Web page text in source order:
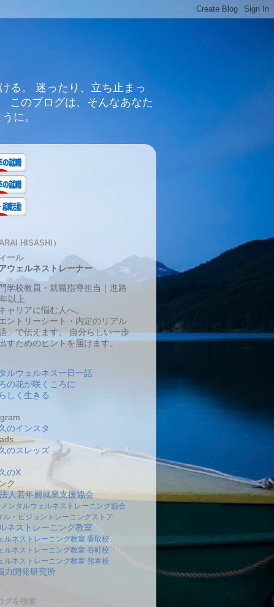
る。 迷ったり、立ち止まっ
このブログは、そんなあなた
に。
HISASHI）
ール
ウェルネストレーナー
学校教員・就職指導担当｜進路
以上
ャリアに悩む人へ。
ントリーシート・内定のリアル
」で伝えます。 自分らしい一歩
すためのヒントを届けます。
ルウェルネス一日一話
の花が咲くころに
しく生きる
のインスタ
のスレッズ
のX
ク
人若年層就業支援協会
ンタルウェルネストレーニング協会
ル・ビジョントレーニングストア
ネストレーニング教室
ルネストレーニング教室 香取校
ルネストレーニング教室 谷町校
ルネストレーニング教室 熊本校
力開発研究所
グを検索